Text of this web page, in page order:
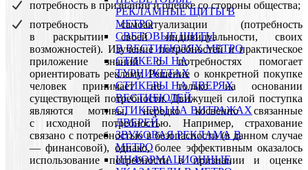
РЕКЛАМНЫЕ ЩИТЫ В
МЕТРО
СВЕТОВЫЕ ЩИТЫ
В ВЕСТИБЮЛЯХ МЕТРО
СТИКЕРЫ НА
ТУРНИКЕТАХ
CТИКЕРЫ НА ДВЕРЯХ
ВЕСТИБЮЛЕЙ
CТИКЕРЫ НА ВИТРАЖАХ
ДВЕРЕЙ
ЗВУКОВАЯ РЕКЛАМА В
МЕТРО
ИНФОРМАЦИОННЫЕ
потребность в признании и оценке со стороны общества;
потребность самоактуализации (потребность
в раскрытии своей индивидуальности, своих
возможностей). Изучение потребностей и практическое
приложение знаний о потребностях помогает
ориентировать рекламу. Решение о конкретной покупке
человек принимает не только на основании
существующей потребности. Движущей силой поступка
являются мотивы, нередко косвенно связанные
с исходной потребностью. Например, страхование
связано с потребностью в безопасности (в данном случае
— финансовой), однако, более эффективным оказалось
использование потребности в признании и оценке